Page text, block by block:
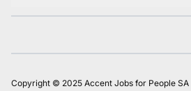
Copyright © 2025 Accent Jobs for People SA